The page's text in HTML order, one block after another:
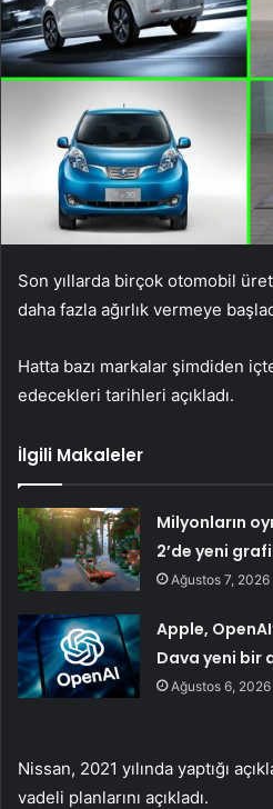
Son yıllarda birçok otomobil
daha fazla ağırlık vermeye
Hatta bazı markalar şimdiden
edecekleri tarihleri ​​açıkladı.
İlgili Makaleler
Milyonların
2’de yeni
Ağustos 7, 2026
Apple,
Dava yeni bir
Ağustos 6, 2026
Nissan, 2021 yılında yaptığı
vadeli planlarını açıkladı.